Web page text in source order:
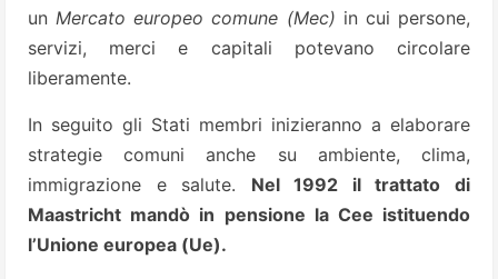
unMercato europeo comune (Mec) in cui persone,
servizi, merci e capitali potevano circolare
liberamente.
In seguito gli Stati membri inizieranno a elaborare
strategie comuni anche su ambiente, clima,
immigrazione e salute. Nel 1992 il trattato di
Maastricht mandò in pensione la Cee istituendo
l’Unione europea (Ue).